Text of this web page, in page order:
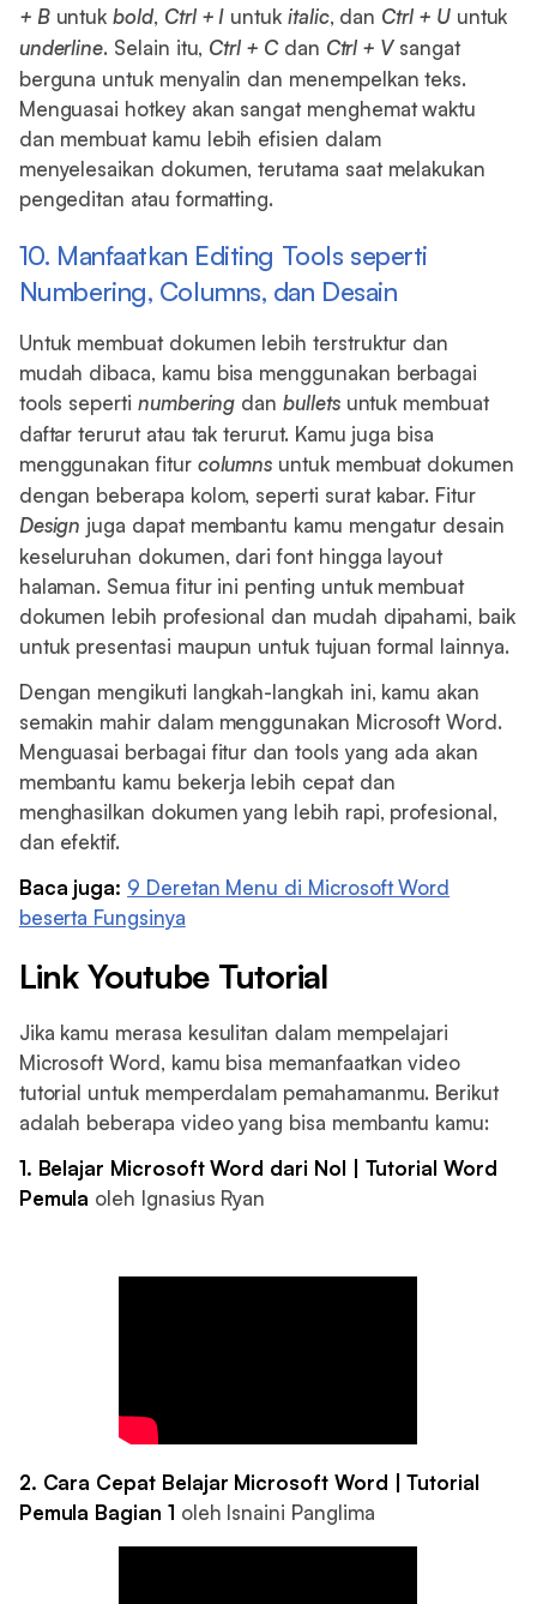
+ Buntukbold, Ctrl + I untuk italic, dan Ctrl + Uuntuk
underline. Selain itu, Ctrl + Cdan Ctrl + Vsangat
berguna untuk menyalin dan menempelkan teks.
Menguasai hotkey akan sangat menghemat waktu
dan membuat kamu lebih efisien dalam
menyelesaikan dokumen, terutama saat melakukan
pengeditan atau formatting.
10. Manfaatkan Editing Tools seperti
Numbering, Columns, dan Desain
Untuk membuat dokumen lebih terstruktur dan
mudah dibaca, kamu bisa menggunakan berbagai
tools seperti numbering danbulletsuntuk membuat
daftar terurut atau tak terurut. Kamu juga bisa
menggunakan fitur columns untuk membuat dokumen
dengan beberapa kolom, seperti surat kabar. Fitur
Design juga dapat membantu kamu mengatur desain
keseluruhan dokumen, dari font hingga layout
halaman. Semua fitur ini penting untuk membuat
dokumen lebih profesional dan mudah dipahami, baik
untuk presentasi maupun untuk tujuan formal lainnya.
Dengan mengikuti langkah-langkah ini, kamu akan
semakin mahir dalam menggunakan Microsoft Word.
Menguasai berbagai fitur dan tools yang ada akan
membantu kamu bekerja lebih cepat dan
menghasilkan dokumen yang lebih rapi, profesional,
dan efektif.
Baca juga: 9 Deretan Menu di Microsoft Word
beserta Fungsinya
Link Youtube Tutorial
Jika kamu merasa kesulitan dalam mempelajari
Microsoft Word, kamu bisa memanfaatkan video
tutorial untuk memperdalam pemahamanmu. Berikut
adalah beberapa video yang bisa membantu kamu:
1. Belajar Microsoft Word dari Nol | Tutorial Word
Pemula oleh Ignasius Ryan
2. Cara Cepat Belajar Microsoft Word | Tutorial
Pemula Bagian 1 oleh Isnaini Panglima